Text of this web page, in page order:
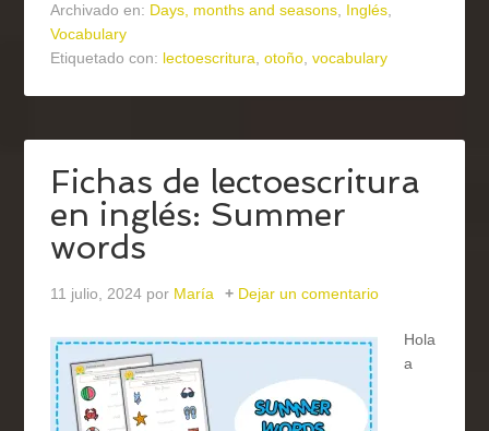
Archivado en: Days, months and seasons, Inglés,
Vocabulary
Etiquetado con: lectoescritura,otoño,vocabulary
Fichas de lectoescritura
en inglés: Summer
words
11 julio, 2024 por María Dejar un comentario
Hola
a